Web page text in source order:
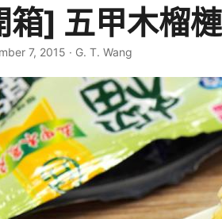
箱] 五甲木榴
7, 2015 · G. T. Wang